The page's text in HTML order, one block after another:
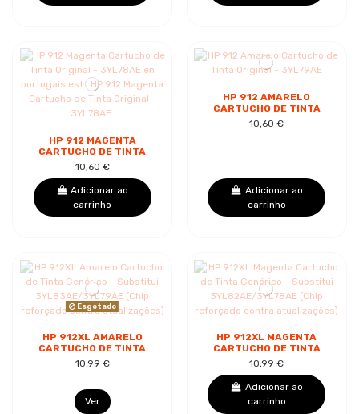
HP 912 MAGENTA
CARTUCHO DE TINTA
ORIGINAL - 3YL78AE
EN PORTUGAIS EST :
HP 912 MAGENTA...
10,60 €
Adicionar ao
carrinho
HP 912 AMARELO
CARTUCHO DE TINTA
ORIGINAL - 3YL79AE
10,60 €
Adicionar ao
carrinho
Esgotado
HP 912XL AMARELO
CARTUCHO DE TINTA
GENÉRICO -
SUBSTITUI
(CHIP REFORÇADO...
10,99 €
Ver
HP 912XL MAGENTA
CARTUCHO DE TINTA
GENÉRICO -
SUBSTITUI
3YL82AE/3YL78AE
(CHIP REFORÇADO...
10,99 €
Adicionar ao
carrinho